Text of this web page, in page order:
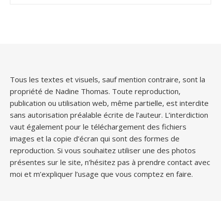
Tous les textes et visuels, sauf mention contraire, sont la
propriété de Nadine Thomas. Toute reproduction,
publication ou utilisation web, même partielle, est interdite
sans autorisation préalable écrite de l’auteur. L’interdiction
vaut également pour le téléchargement des fichiers
images et la copie d’écran qui sont des formes de
reproduction. Si vous souhaitez utiliser une des photos
présentes sur le site, n’hésitez pas à prendre contact avec
moi et m’expliquer l’usage que vous comptez en faire.